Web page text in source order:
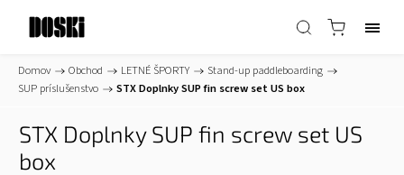
Domov / Obchod / LETNÉ ŠPORTY / Stand-up paddleboarding /
SUP príslušenstvo / STX Doplnky SUP fin screw set US box
STX Doplnky SUP fin screw set US
box